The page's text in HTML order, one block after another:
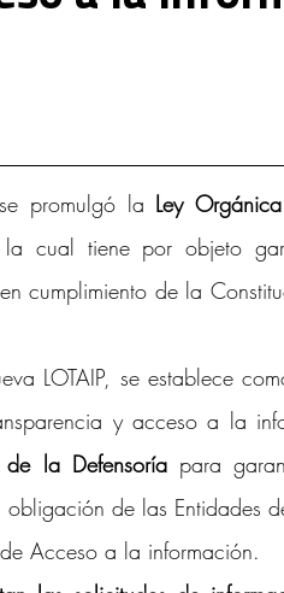
promulgó la Ley
cual tiene por objeto
cumplimiento de la
LOTAIP, se establece
y acceso a la
la Defensoría para
de las Entidades
Acceso a la información.